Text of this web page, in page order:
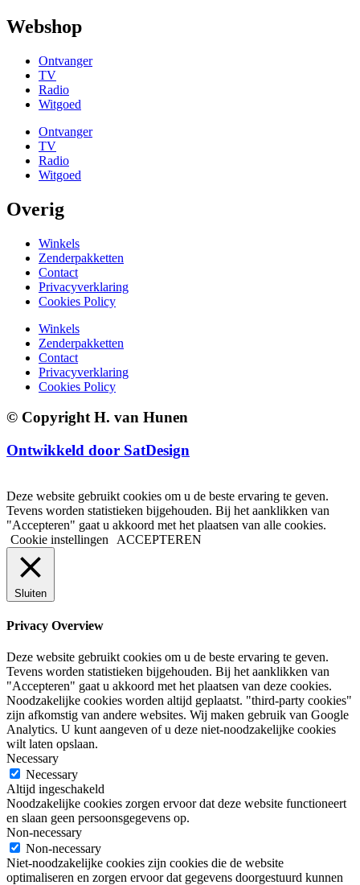
Webshop
Ontvanger
TV
Radio
Witgoed
Ontvanger
TV
Radio
Witgoed
Overig
Winkels
Zenderpakketten
Contact
Privacyverklaring
Cookies Policy
Winkels
Zenderpakketten
Contact
Privacyverklaring
Cookies Policy
© Copyright H. van Hunen
Ontwikkeld door SatDesign
Deze website gebruikt cookies om u de beste ervaring te geven.
Tevens worden statistieken bijgehouden. Bij het aanklikken van
"Accepteren" gaat u akkoord met het plaatsen van alle cookies.
Cookie instellingen
ACCEPTEREN
Sluiten
Privacy Overview
Deze website gebruikt cookies om u de beste ervaring te geven.
Tevens worden statistieken bijgehouden. Bij het aanklikken van
"Accepteren" gaat u akkoord met het plaatsen van deze cookies.
Noodzakelijke cookies worden altijd geplaatst. "third-party cookies"
zijn afkomstig van andere websites. Wij maken gebruik van Google
Analytics. U kunt aangeven of u deze niet-noodzakelijke cookies
wilt laten opslaan.
Necessary
Necessary
Altijd ingeschakeld
Noodzakelijke cookies zorgen ervoor dat deze website functioneert
en slaan geen persoonsgegevens op.
Non-necessary
Non-necessary
Niet-noodzakelijke cookies zijn cookies die de website
optimaliseren en zorgen ervoor dat gegevens doorgestuurd kunnen